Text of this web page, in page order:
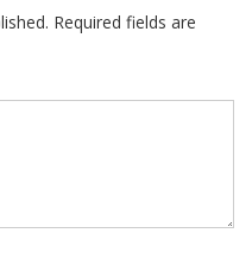
Required fields are